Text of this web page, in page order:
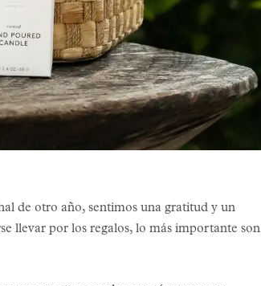
de otro año, sentimos una gratitud y un
llevar por los regalos, lo más importante son